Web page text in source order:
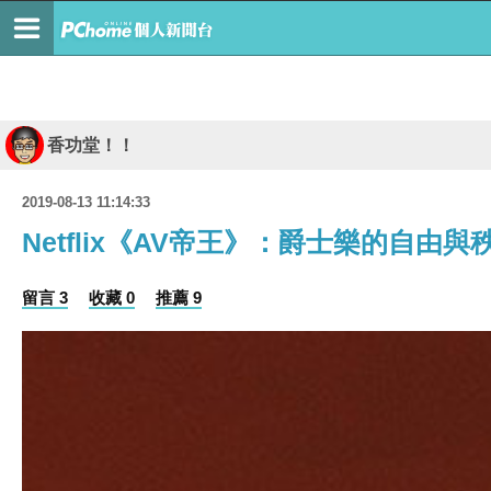
香功堂！！
2019-08-13 11:14:33
Netflix《AV帝王》：爵士樂的自由與
留言 3 收藏 0 推薦 9